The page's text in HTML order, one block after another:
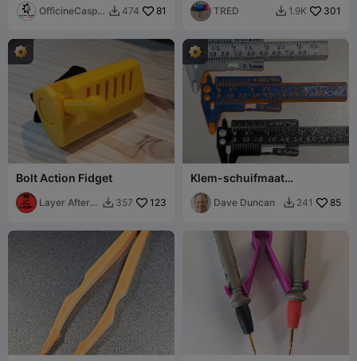
OfficineCaspe
 474 81 TRED  1.9K 301
Bolt Action Fidget
Layer After
 357 123
Klem-schuifmaat
(printbare zak-schuifmaat
met klem)
Dave Duncan  241 85